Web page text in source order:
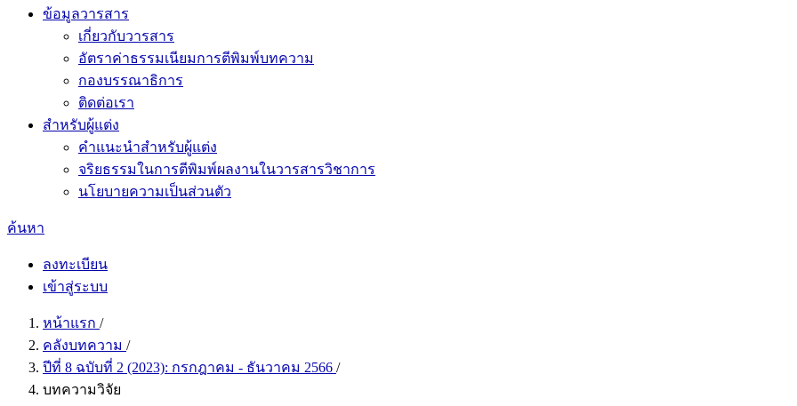
ข้อมูลวารสาร
เกี่ยวกับวารสาร
อัตราค่าธรรมเนียมการตีพิมพ์บทความ
กองบรรณาธิการ
ติดต่อเรา
สำหรับผู้แต่ง
คำแนะนำสำหรับผู้แต่ง
จริยธรรมในการตีพิมพ์ผลงานในวารสารวิชาการ
นโยบายความเป็นส่วนตัว
ค้นหา
ลงทะเบียน
เข้าสู่ระบบ
หน้าแรก /
คลังบทความ /
ปีที่ 8 ฉบับที่ 2 (2023): กรกฎาคม - ธันวาคม 2566 /
บทความวิจัย